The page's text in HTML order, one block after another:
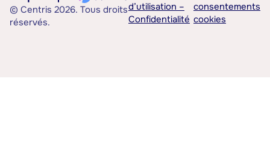
© Centris 2026. Tous droits
réservés.
d’utilisation –
Confidentialité
consentements
cookies